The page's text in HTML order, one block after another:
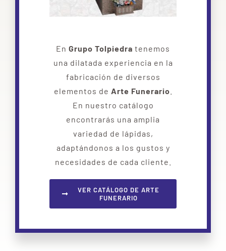
En Grupo Tolpiedra tenemos
una dilatada experiencia en la
fabricación de diversos
elementos de Arte Funerario
En nuestro catálogo
encontrarás una amplia
variedad de lápidas,
adaptándonos a los gustos y
necesidades de cada cliente.
VER CATÁLOGO DE ARTE
FUNERARIO